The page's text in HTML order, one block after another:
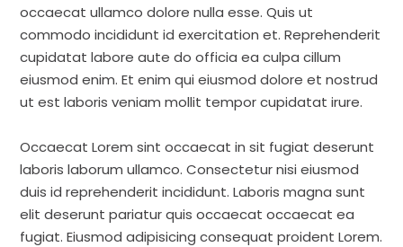
occaecat ullamco dolore nulla esse. Quis ut
commodo incididunt id exercitation et. Reprehenderit
cupidatat labore aute do officia ea culpa cillum
eiusmod enim. Et enim qui eiusmod dolore et nostrud
ut est laboris veniam mollit tempor cupidatat irure.
Occaecat Lorem sint occaecat in sit fugiat deserunt
laboris laborum ullamco. Consectetur nisi eiusmod
duis id reprehenderit incididunt. Laboris magna sunt
elit deserunt pariatur quis occaecat occaecat ea
fugiat. Eiusmod adipisicing consequat proident Lorem.